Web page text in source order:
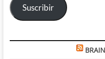
Suscribir